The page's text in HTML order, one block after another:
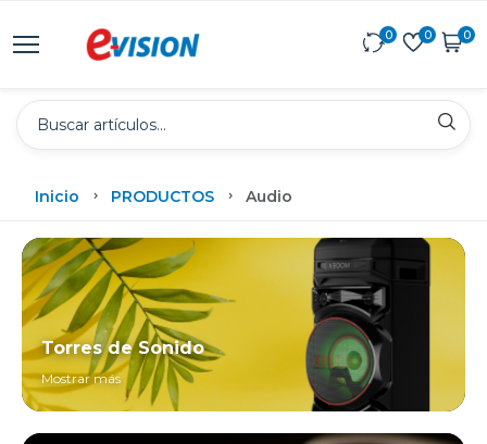
0 0 0
Inicio PRODUCTOS Audio
Torres de Sonido
Mostrar más